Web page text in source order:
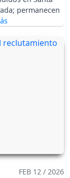
permanecen
FEB 12 / 2026